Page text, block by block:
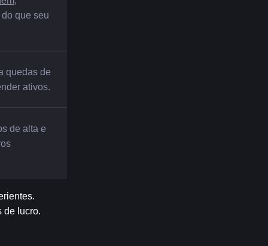
que seu
quedas de
ativos.
de alta e
de lucro.